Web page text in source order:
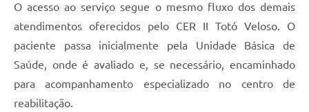
O acesso ao serviço segue o mesmo fluxo dos demais
atendimentos oferecidos pelo CER II Totó Veloso. O
paciente passa inicialmente pela Unidade Básica de
Saúde, onde é avaliado e, se necessário, encaminhado
para acompanhamento especializado no centro de
reabilitação.